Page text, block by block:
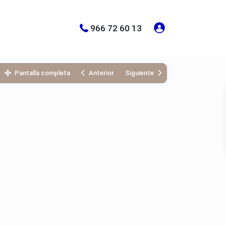
966 72 60 13
Pantalla completa Anterior Siguiente